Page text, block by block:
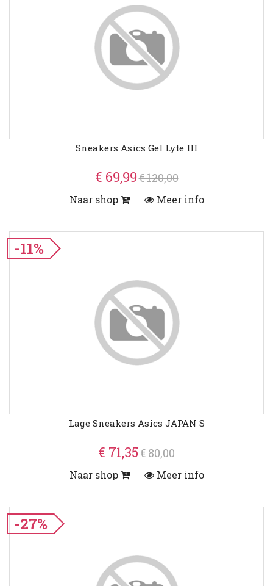
Sneakers Asics Gel Lyte III
€ 69,99€ 120,00
Naar shop Meer info
-11%
Lage Sneakers Asics JAPAN S
€ 71,35€ 80,00
Naar shop Meer info
-27%